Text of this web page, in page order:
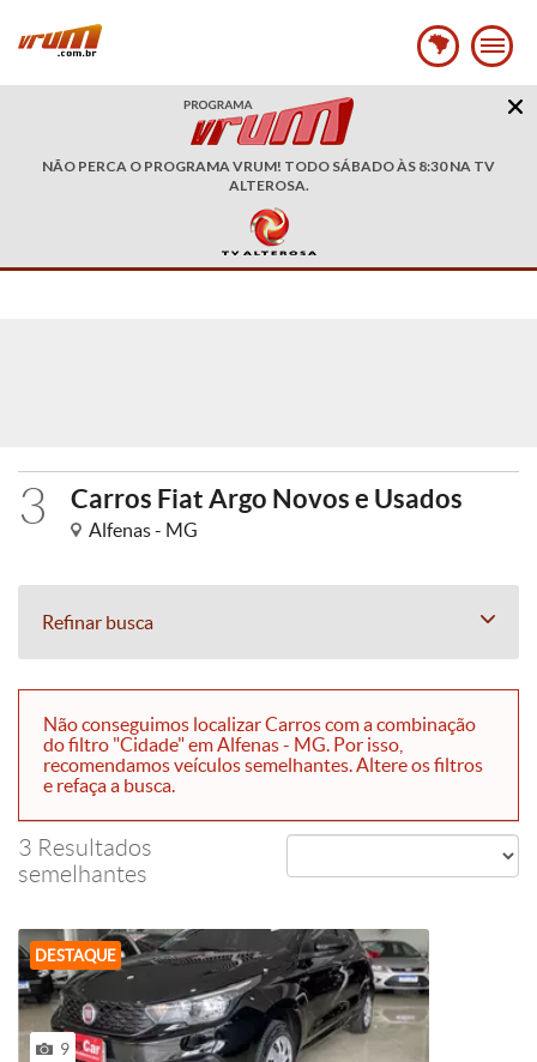
NÃO PERCA O PROGRAMA VRUM! TODO SÁBADO ÀS 8:30 NA TV
ALTEROSA.
3 Carros Fiat Argo Novos e Usados
Alfenas - MG
Refinar busca
Não conseguimos localizar Carros com a combinação
do filtro "Cidade" em Alfenas - MG. Por isso,
recomendamos veículos semelhantes. Altere os filtros
e refaça a busca.
3 Resultados
semelhantes
DESTAQUE
9